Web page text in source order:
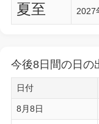
夏至
2027
今後8日間の日の
日付
8月8日